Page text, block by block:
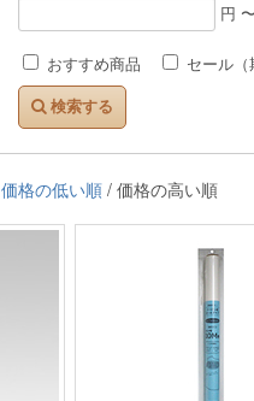
円 〜
おすすめ商品 セール（
検索する
価格の低い順 / 価格の高い順